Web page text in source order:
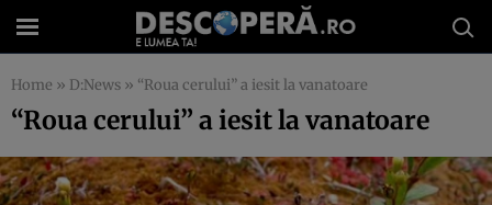
Home » D:News » “Roua cerului” a iesit la vanatoare
“Roua cerului” a iesit la vanatoare